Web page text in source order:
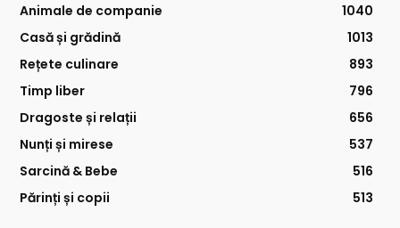
Animale de companie
1040
Casă și grădină
1013
Rețete culinare
893
Timp liber
796
Dragoste și relații
656
Nunți și mirese
537
Sarcină & Bebe
516
Părinți și copii
513